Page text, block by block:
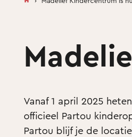
Vanaf 1 april 2025
officieel Partou
Partou blijf je de